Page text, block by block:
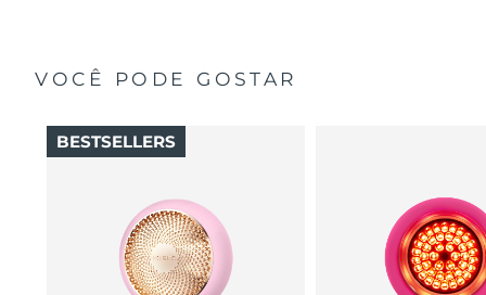
VOCÊ PODE GOSTAR
BESTSELLERS